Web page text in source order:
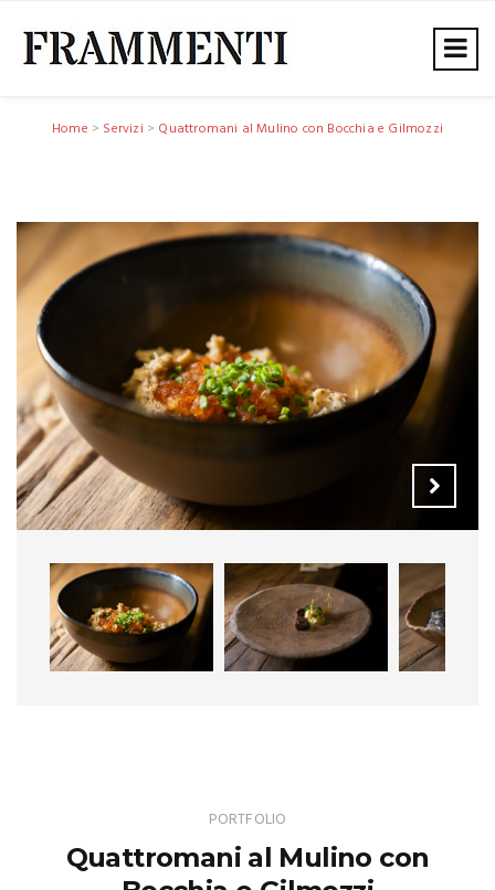
Home > Servizi > Quattromani al Mulino con Bocchia e Gilmozzi
PORTFOLIO
Quattromani al Mulino con